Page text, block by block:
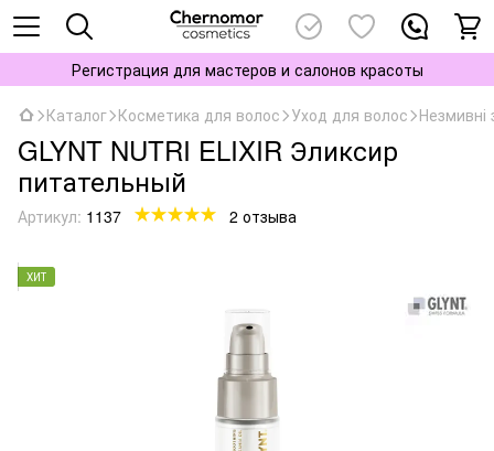
Регистрация для мастеров и салонов красоты
Каталог Косметика для волос Уход для волос
GLYNT NUTRI ELIXIR Эликсир
питательный
Артикул: 1137 2 отзыва
ХИТ